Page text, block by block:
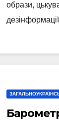
образи,